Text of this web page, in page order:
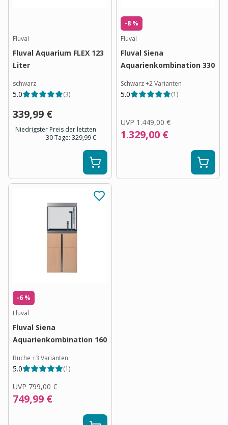
Fluval
Fluval Aquarium FLEX 123
Liter
schwarz
5.0 (3)
339,99 €
Niedrigster Preis der letzten
30 Tage: 329,99 €
-8 %
Fluval
Fluval Siena
Aquarienkombination 330
Schwarz+2Varianten
5.0 (1)
UVP 1.449,00 €
1.329,00 €
-6 %
Fluval
Fluval Siena
Aquarienkombination 160
Buche +3 Varianten
5.0 (1)
UVP 799,00 €
749,99 €